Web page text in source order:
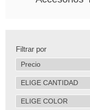
Filtrar por
Precio
ELIGE CANTIDAD
ELIGE COLOR